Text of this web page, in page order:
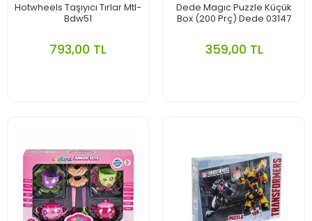
Hotwheels Taşıyıcı Tırlar Mtl-
Bdw51
793,00 TL
Dede Magıc Puzzle Küçük
Box (200 Prç) Dede 03147
359,00 TL